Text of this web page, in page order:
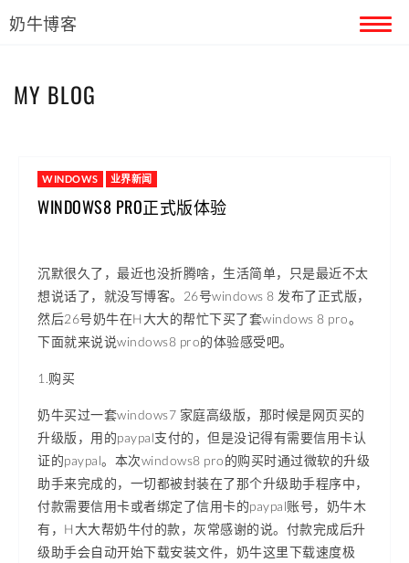
奶牛博客
MY BLOG
WINDOWS 业界新闻
WINDOWS8 PRO正式版体验
沉默很久了，最近也没折腾啥，生活简单，只是最近不太
想说话了，就没写博客。26号windows 8 发布了正式版，
然后26号奶牛在H大大的帮忙下买了套windows 8 pro。
下面就来说说windows8 pro的体验感受吧。
1.购买
奶牛买过一套windows7 家庭高级版，那时候是网页买的
升级版，用的paypal支付的，但是没记得有需要信用卡认
证的paypal。本次windows8 pro的购买时通过微软的升级
助手来完成的，一切都被封装在了那个升级助手程序中，
付款需要信用卡或者绑定了信用卡的paypal账号，奶牛木
有，H大大帮奶牛付的款，灰常感谢的说。付款完成后升
级助手会自动开始下载安装文件，奶牛这里下载速度极